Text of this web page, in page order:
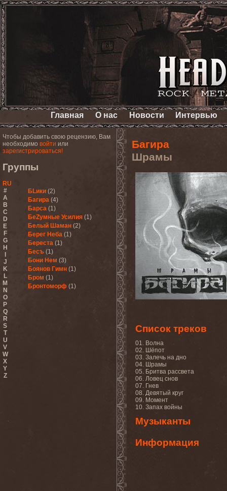
Главная О нас Новости Интервью
Чтобы добавить свою рецензию, Вам
необходимо войти или
зарегистрироваться!
Группы
RU
#
A
B
C
D
E
F
G
H
J
K
L
M
N
O
P
Q
R
S
T
U
V
W
X
Y
Z
БLики (2)
Багира (4)
Барса (1)
БеZумные Усилия (1)
Белый Шаман (2)
Берег Неба (1)
Береста (1)
Бесъ (1)
Бони Нем (3)
Боянов Гимн (1)
Бром (1)
Бронтоморф (1)
Багира
Шрамы
Список треков
01. Волна
02. Шёпот
03. Залечь на дно
04. Шрамы
05. Бритва рассвета
06. Ловец снов
07. Гнев
08. Девятый круг
09. Момент
10. Запах войны
Музыканты
Информация